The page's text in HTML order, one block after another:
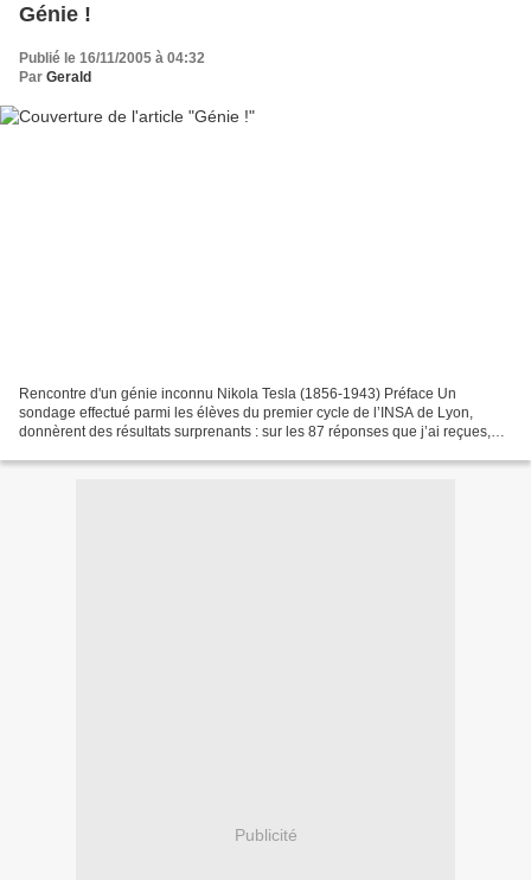
Génie !
Publié le 16/11/2005 à 04:32
Par Gerald
Rencontre d'un génie inconnu Nikola Tesla (1856-1943) Préface Un
sondage effectué parmi les élèves du premier cycle de l’INSA de Lyon,
donnèrent des résultats surprenants : sur les 87 réponses que j’ai reçues,
Publicité